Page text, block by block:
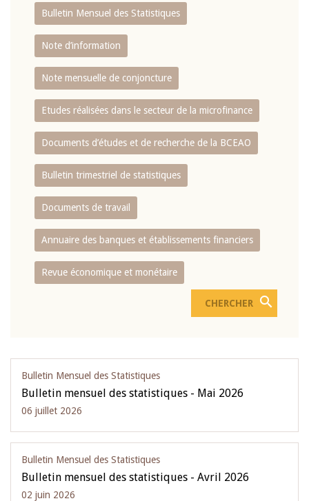
Bulletin Mensuel des Statistiques
Note d’information
Note mensuelle de conjoncture
Etudes réalisées dans le secteur de la microfinance
Documents d’études et de recherche de la BCEAO
Bulletin trimestriel de statistiques
Documents de travail
Annuaire des banques et établissements financiers
Revue économique et monétaire
Bulletin Mensuel des Statistiques
Bulletin mensuel des statistiques - Mai 2026
06 juillet 2026
Bulletin Mensuel des Statistiques
Bulletin mensuel des statistiques - Avril 2026
02 juin 2026